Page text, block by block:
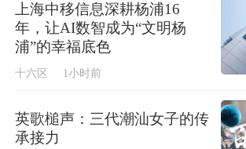
上海中移信息深耕杨浦16
年，让AI数智成为“文明杨
浦”的幸福底色
十六区 1小时前
英歌槌声：​三代潮汕女子的传
承接力